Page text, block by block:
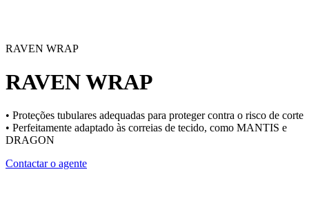
RAVEN WRAP
RAVEN WRAP
• Proteções tubulares adequadas para proteger contra o risco de corte
• Perfeitamente adaptado às correias de tecido, como MANTIS e
DRAGON
Contactar o agente